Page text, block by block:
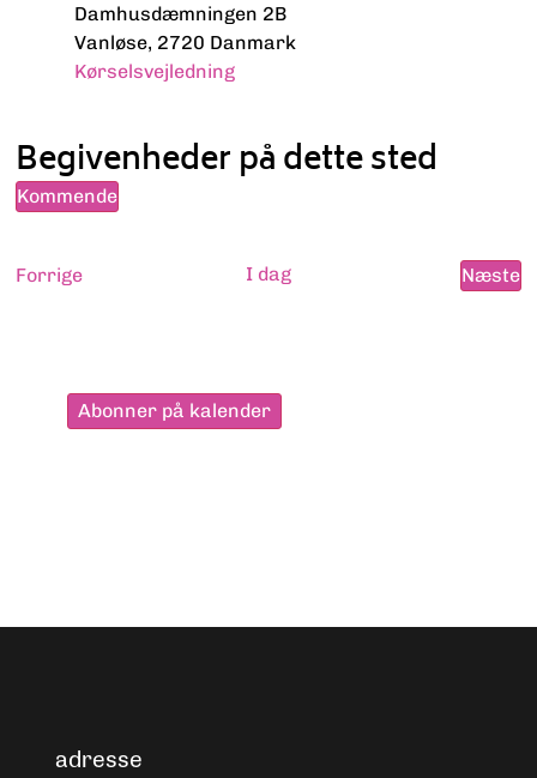
Adresse
Damhusdæmningen 2B
Vanløse, 2720 Danmark
Kørselsvejledning
Begivenheder på dette sted
Kommende
Vælg
ForrigeBegivenheder I dag Næste
Abonner på kalender
adresse